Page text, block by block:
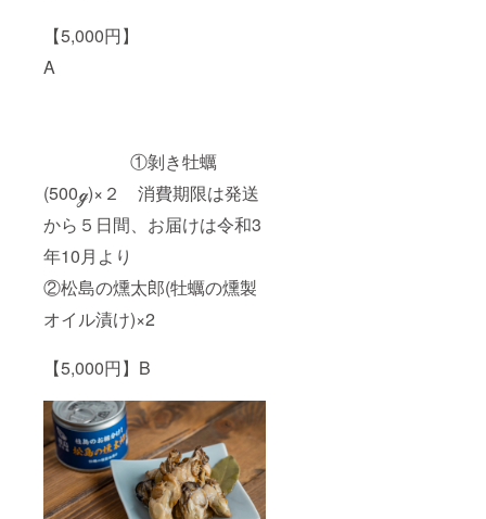
【5,000円】
A
①剝き牡蠣
(500ℊ)×２ 消費期限は発送
から５日間、お届けは令和3
年10月より
②松島の燻太郎(牡蠣の燻製
オイル漬け)×2
【5,000円】B